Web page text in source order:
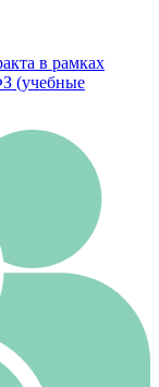
в рамках
(учебные